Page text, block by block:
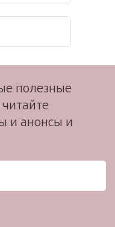
полезные
и анонсы и